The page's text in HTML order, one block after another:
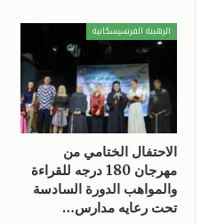
الرهبنة الفرنسيسكانية
الاحتفال الختامي من
مهرجان 180 درجه للقراءة
والمواهب الدورة السادسة
تحت رعايه مدارس…